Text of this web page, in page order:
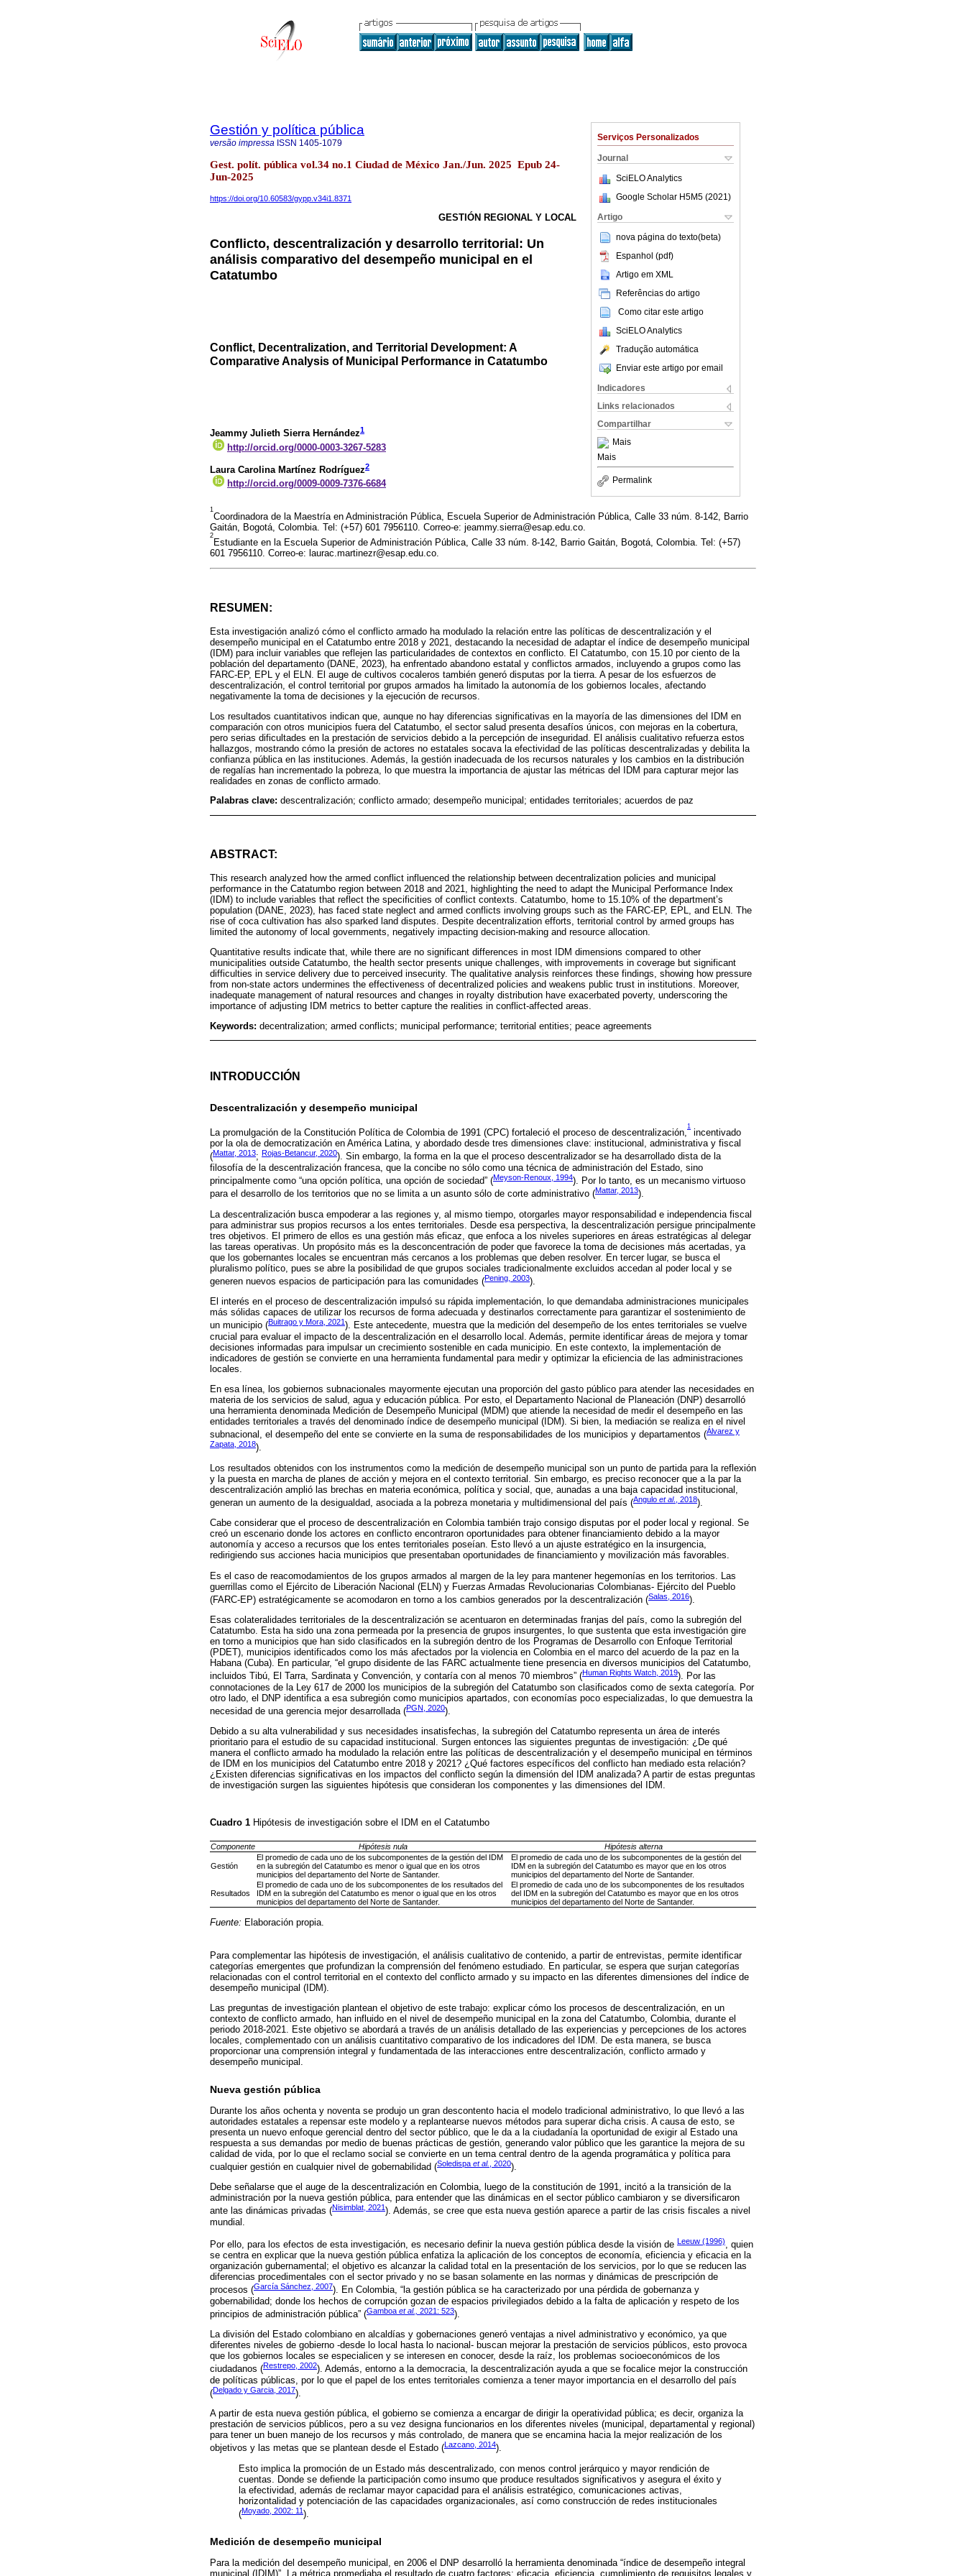
Serviços Personalizados
Journal
SciELO Analytics
Google Scholar H5M5 (2021 )
Artigo
nova página do texto(beta)
Espanhol (pdf)
Artigo em XML
Referências do artigo
Como citar este artigo
SciELO Analytics
Tradução automática
Enviar este artigo por email
Indicadores
Links relacionados
Compartilhar
Mais
Mais
Permalink
Gestión y política pública
versão impressa ISSN 1405-1079
Gest. polít. pública vol.34 no.1 Ciudad de México Jan./Jun. 2025 Epub 24-
Jun-2025
https://doi.org/10.60583/gypp.v34i1.8371
GESTIÓN REGIONAL Y LOCAL
Conflicto, descentralización y desarrollo territorial: Un
análisis comparativo del desempeño municipal en el
Catatumbo
Conflict, Decentralization, and Territorial Development: A
Comparative Analysis of Municipal Performance in Catatumbo
Jeammy Julieth Sierra Hernández1
http://orcid.org/0000-0003-3267-5283
Laura Carolina Martínez Rodríguez2
http://orcid.org/0009-0009-7376-6684
1
Coordinadora de la Maestría en Administración Pública, Escuela Superior de Administración Pública, Calle 33 núm. 8-142, Barrio
Gaitán, Bogotá, Colombia. Tel: (+57) 601 7956110. Correo-e: jeammy.sierra@esap.edu.co.
2
Estudiante en la Escuela Superior de Administración Pública, Calle 33 núm. 8-142, Barrio Gaitán, Bogotá, Colombia. Tel: (+57)
601 7956110. Correo-e: laurac.martinezr@esap.edu.co.
RESUMEN:
Esta investigación analizó cómo el conflicto armado ha modulado la relación entre las políticas de descentralización y el
desempeño municipal en el Catatumbo entre 2018 y 2021, destacando la necesidad de adaptar el índice de desempeño municipal
(IDM) para incluir variables que reflejen las particularidades de contextos en conflicto. El Catatumbo, con 15.10 por ciento de la
población del departamento (DANE, 2023), ha enfrentado abandono estatal y conflictos armados, incluyendo a grupos como las
FARC-EP, EPL y el ELN. El auge de cultivos cocaleros también generó disputas por la tierra. A pesar de los esfuerzos de
descentralización, el control territorial por grupos armados ha limitado la autonomía de los gobiernos locales, afectando
negativamente la toma de decisiones y la ejecución de recursos.
Los resultados cuantitativos indican que, aunque no hay diferencias significativas en la mayoría de las dimensiones del IDM en
comparación con otros municipios fuera del Catatumbo, el sector salud presenta desafíos únicos, con mejoras en la cobertura,
pero serias dificultades en la prestación de servicios debido a la percepción de inseguridad. El análisis cualitativo refuerza estos
hallazgos, mostrando cómo la presión de actores no estatales socava la efectividad de las políticas descentralizadas y debilita la
confianza pública en las instituciones. Además, la gestión inadecuada de los recursos naturales y los cambios en la distribución
de regalías han incrementado la pobreza, lo que muestra la importancia de ajustar las métricas del IDM para capturar mejor las
realidades en zonas de conflicto armado.
Palabras clave: descentralización; conflicto armado; desempeño municipal; entidades territoriales; acuerdos de paz
ABSTRACT:
This research analyzed how the armed conflict influenced the relationship between decentralization policies and municipal
performance in the Catatumbo region between 2018 and 2021, highlighting the need to adapt the Municipal Performance Index
(IDM) to include variables that reflect the specificities of conflict contexts. Catatumbo, home to 15.10% of the department’s
population (DANE, 2023), has faced state neglect and armed conflicts involving groups such as the FARC-EP, EPL, and ELN. The
rise of coca cultivation has also sparked land disputes. Despite decentralization efforts, territorial control by armed groups has
limited the autonomy of local governments, negatively impacting decision-making and resource allocation.
Quantitative results indicate that, while there are no significant differences in most IDM dimensions compared to other
municipalities outside Catatumbo, the health sector presents unique challenges, with improvements in coverage but significant
difficulties in service delivery due to perceived insecurity. The qualitative analysis reinforces these findings, showing how pressure
from non-state actors undermines the effectiveness of decentralized policies and weakens public trust in institutions. Moreover,
inadequate management of natural resources and changes in royalty distribution have exacerbated poverty, underscoring the
importance of adjusting IDM metrics to better capture the realities in conflict-affected areas.
Keywords: decentralization; armed conflicts; municipal performance; territorial entities; peace agreements
INTRODUCCIÓN
Descentralización y desempeño municipal
La promulgación de la Constitución Política de Colombia de 1991 (CPC) fortaleció el proceso de descentralización,
1
incentivado
por la ola de democratización en América Latina, y abordado desde tres dimensiones clave: institucional, administrativa y fiscal
(Mattar, 2013; Rojas-Betancur, 2020). Sin embargo, la forma en la que el proceso descentralizador se ha desarrollado dista de la
filosofía de la descentralización francesa, que la concibe no sólo como una técnica de administración del Estado, sino
principalmente como “una opción política, una opción de sociedad” (Meyson-Renoux, 1994). Por lo tanto, es un mecanismo virtuoso
para el desarrollo de los territorios que no se limita a un asunto sólo de corte administrativo (Mattar, 2013).
La descentralización busca empoderar a las regiones y, al mismo tiempo, otorgarles mayor responsabilidad e independencia fiscal
para administrar sus propios recursos a los entes territoriales. Desde esa perspectiva, la descentralización persigue principalmente
tres objetivos. El primero de ellos es una gestión más eficaz, que enfoca a los niveles superiores en áreas estratégicas al delegar
las tareas operativas. Un propósito más es la desconcentración de poder que favorece la toma de decisiones más acertadas, ya
que los gobernantes locales se encuentran más cercanos a los problemas que deben resolver. En tercer lugar, se busca el
pluralismo político, pues se abre la posibilidad de que grupos sociales tradicionalmente excluidos accedan al poder local y se
generen nuevos espacios de participación para las comunidades (Pening, 2003).
El interés en el proceso de descentralización impulsó su rápida implementación, lo que demandaba administraciones municipales
más sólidas capaces de utilizar los recursos de forma adecuada y destinarlos correctamente para garantizar el sostenimiento de
un municipio (Buitrago y Mora, 2021 ). Este antecedente, muestra que la medición del desempeño de los entes territoriales se vuelve
crucial para evaluar el impacto de la descentralización en el desarrollo local. Además, permite identificar áreas de mejora y tomar
decisiones informadas para impulsar un crecimiento sostenible en cada municipio. En este contexto, la implementación de
indicadores de gestión se convierte en una herramienta fundamental para medir y optimizar la eficiencia de las administraciones
locales.
En esa línea, los gobiernos subnacionales mayormente ejecutan una proporción del gasto público para atender las necesidades en
materia de los servicios de salud, agua y educación pública. Por esto, el Departamento Nacional de Planeación (DNP) desarrolló
una herramienta denominada Medición de Desempeño Municipal (MDM) que atiende la necesidad de medir el desempeño en las
entidades territoriales a través del denominado índice de desempeño municipal (IDM). Si bien, la mediación se realiza en el nivel
subnacional, el desempeño del ente se convierte en la suma de responsabilidades de los municipios y departamentos (Álvarez y
Zapata, 2018).
Los resultados obtenidos con los instrumentos como la medición de desempeño municipal son un punto de partida para la reflexión
y la puesta en marcha de planes de acción y mejora en el contexto territorial. Sin embargo, es preciso reconocer que a la par la
descentralización amplió las brechas en materia económica, política y social, que, aunadas a una baja capacidad institucional,
generan un aumento de la desigualdad, asociada a la pobreza monetaria y multidimensional del país (Angulo et al., 2018).
Cabe considerar que el proceso de descentralización en Colombia también trajo consigo disputas por el poder local y regional. Se
creó un escenario donde los actores en conflicto encontraron oportunidades para obtener financiamiento debido a la mayor
autonomía y acceso a recursos que los entes territoriales poseían. Esto llevó a un ajuste estratégico en la insurgencia,
redirigiendo sus acciones hacia municipios que presentaban oportunidades de financiamiento y movilización más favorables.
Es el caso de reacomodamientos de los grupos armados al margen de la ley para mantener hegemonías en los territorios. Las
guerrillas como el Ejército de Liberación Nacional (ELN) y Fuerzas Armadas Revolucionarias Colombianas- Ejército del Pueblo
(FARC-EP) estratégicamente se acomodaron en torno a los cambios generados por la descentralización (Salas, 2016).
Esas colateralidades territoriales de la descentralización se acentuaron en determinadas franjas del país, como la subregión del
Catatumbo. Esta ha sido una zona permeada por la presencia de grupos insurgentes, lo que sustenta que esta investigación gire
en torno a municipios que han sido clasificados en la subregión dentro de los Programas de Desarrollo con Enfoque Territorial
(PDET), municipios identificados como los más afectados por la violencia en Colombia en el marco del acuerdo de la paz en la
Habana (Cuba). En particular, “el grupo disidente de las FARC actualmente tiene presencia en diversos municipios del Catatumbo,
incluidos Tibú, El Tarra, Sardinata y Convención, y contaría con al menos 70 miembros” (Human Rights Watch, 2019). Por las
connotaciones de la Ley 617 de 2000 los municipios de la subregión del Catatumbo son clasificados como de sexta categoría. Por
otro lado, el DNP identifica a esa subregión como municipios apartados, con economías poco especializadas, lo que demuestra la
necesidad de una gerencia mejor desarrollada (PGN, 2020).
Debido a su alta vulnerabilidad y sus necesidades insatisfechas, la subregión del Catatumbo representa un área de interés
prioritario para el estudio de su capacidad institucional. Surgen entonces las siguientes preguntas de investigación: ¿De qué
manera el conflicto armado ha modulado la relación entre las políticas de descentralización y el desempeño municipal en términos
de IDM en los municipios del Catatumbo entre 2018 y 2021? ¿Qué factores específicos del conflicto han mediado esta relación?
¿Existen diferencias significativas en los impactos del conflicto según la dimensión del IDM analizada? A partir de estas preguntas
de investigación surgen las siguientes hipótesis que consideran los componentes y las dimensiones del IDM.
Cuadro 1 Hipótesis de investigación sobre el IDM en el Catatumbo
Componente Hipótesis nula Hipótesis alterna
Gestión
El promedio de cada uno de los subcomponentes de la gestión del IDM
en la subregión del Catatumbo es menor o igual que en los otros
municipios del departamento del Norte de Santander.
El promedio de cada uno de los subcomponentes de la gestión del
IDM en la subregión del Catatumbo es mayor que en los otros
municipios del departamento del Norte de Santander.
Resultados
El promedio de cada uno de los subcomponentes de los resultados del
IDM en la subregión del Catatumbo es menor o igual que en los otros
municipios del departamento del Norte de Santander.
El promedio de cada uno de los subcomponentes de los resultados
del IDM en la subregión del Catatumbo es mayor que en los otros
municipios del departamento del Norte de Santander.
Fuente: Elaboración propia.
Para complementar las hipótesis de investigación, el análisis cualitativo de contenido, a partir de entrevistas, permite identificar
categorías emergentes que profundizan la comprensión del fenómeno estudiado. En particular, se espera que surjan categorías
relacionadas con el control territorial en el contexto del conflicto armado y su impacto en las diferentes dimensiones del índice de
desempeño municipal (IDM).
Las preguntas de investigación plantean el objetivo de este trabajo: explicar cómo los procesos de descentralización, en un
contexto de conflicto armado, han influido en el nivel de desempeño municipal en la zona del Catatumbo, Colombia, durante el
periodo 2018-2021. Este objetivo se abordará a través de un análisis detallado de las experiencias y percepciones de los actores
locales, complementado con un análisis cuantitativo comparativo de los indicadores del IDM. De esta manera, se busca
proporcionar una comprensión integral y fundamentada de las interacciones entre descentralización, conflicto armado y
desempeño municipal.
Nueva gestión pública
Durante los años ochenta y noventa se produjo un gran descontento hacia el modelo tradicional administrativo, lo que llevó a las
autoridades estatales a repensar este modelo y a replantearse nuevos métodos para superar dicha crisis. A causa de esto, se
presenta un nuevo enfoque gerencial dentro del sector público, que le da a la ciudadanía la oportunidad de exigir al Estado una
respuesta a sus demandas por medio de buenas prácticas de gestión, generando valor público que les garantice la mejora de su
calidad de vida, por lo que el reclamo social se convierte en un tema central dentro de la agenda programática y política para
cualquier gestión en cualquier nivel de gobernabilidad (Soledispa et al. , 2020).
Debe señalarse que el auge de la descentralización en Colombia, luego de la constitución de 1991, incitó a la transición de la
administración por la nueva gestión pública, para entender que las dinámicas en el sector público cambiaron y se diversificaron
ante las dinámicas privadas (Nisimblat, 2021 ). Además, se cree que esta nueva gestión aparece a partir de las crisis fiscales a nivel
mundial.
Por ello, para los efectos de esta investigación, es necesario definir la nueva gestión pública desde la visión de Leeuw (1996), quien
se centra en explicar que la nueva gestión pública enfatiza la aplicación de los conceptos de economía, eficiencia y eficacia en la
organización gubernamental; el objetivo es alcanzar la calidad total en la presentación de los servicios, por lo que se reducen las
diferencias procedimentales con el sector privado y no se basan solamente en las normas y dinámicas de prescripción de
procesos (García Sánchez, 2007). En Colombia, “la gestión pública se ha caracterizado por una pérdida de gobernanza y
gobernabilidad; donde los hechos de corrupción gozan de espacios privilegiados debido a la falta de aplicación y respeto de los
principios de administración pública” (Gamboa et al., 2021: 523).
La división del Estado colombiano en alcaldías y gobernaciones generó ventajas a nivel administrativo y económico, ya que
diferentes niveles de gobierno -desde lo local hasta lo nacional- buscan mejorar la prestación de servicios públicos, esto provoca
que los gobiernos locales se especialicen y se interesen en conocer, desde la raíz, los problemas socioeconómicos de los
ciudadanos (Restrepo, 2002). Además, entorno a la democracia, la descentralización ayuda a que se focalice mejor la construcción
de políticas públicas, por lo que el papel de los entes territoriales comienza a tener mayor importancia en el desarrollo del país
(Delgado y Garcia, 2017).
A partir de esta nueva gestión pública, el gobierno se comienza a encargar de dirigir la operatividad pública; es decir, organiza la
prestación de servicios públicos, pero a su vez designa funcionarios en los diferentes niveles (municipal, departamental y regional)
para tener un buen manejo de los recursos y más controlado, de manera que se encamina hacia la mejor realización de los
objetivos y las metas que se plantean desde el Estado (Lazcano, 2014).
Esto implica la promoción de un Estado más descentralizado, con menos control jerárquico y mayor rendición de
cuentas. Donde se defiende la participación como insumo que produce resultados significativos y asegura el éxito y
la efectividad, además de reclamar mayor capacidad para el análisis estratégico, comunicaciones activas,
horizontalidad y potenciación de las capacidades organizacionales, así como construcción de redes institucionales
(Moyado, 2002: 11).
Medición de desempeño municipal
Para la medición del desempeño municipal, en 2006 el DNP desarrolló la herramienta denominada “índice de desempeño integral
municipal (IDIM)”. La métrica promediaba el resultado de cuatro factores: eficacia, eficiencia, cumplimiento de requisitos legales y